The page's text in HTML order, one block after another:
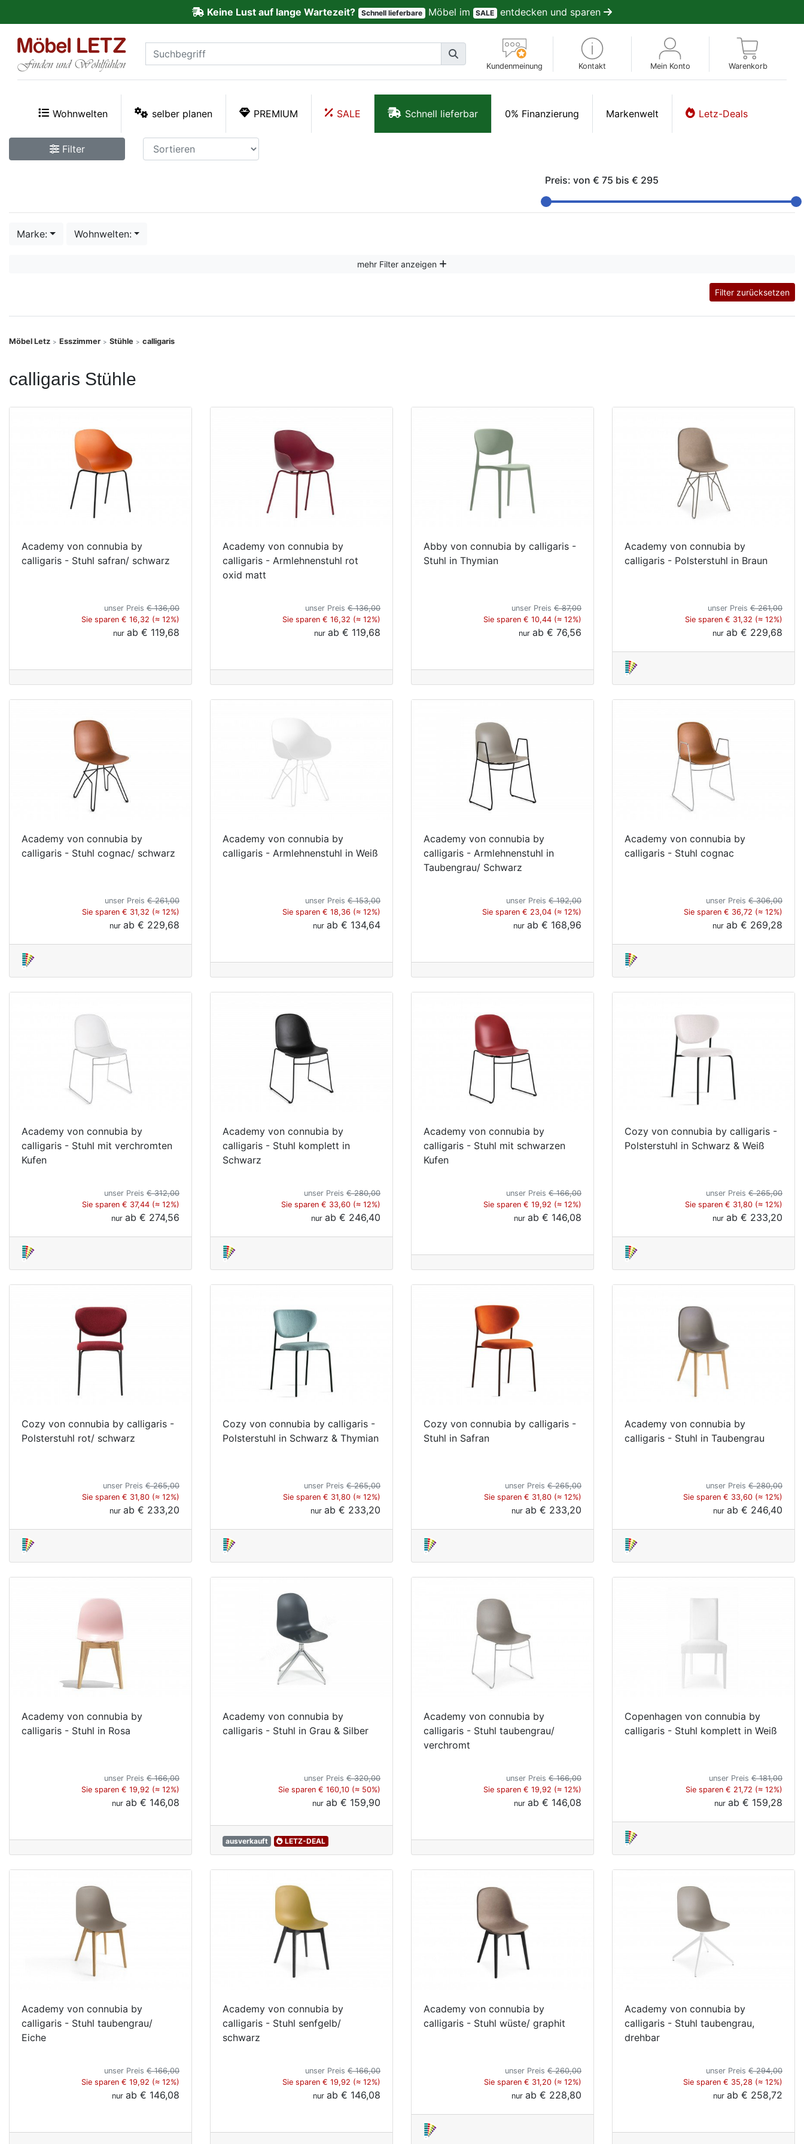
Keine Lust auf lange Wartezeit? Schnell lieferbare Möbel im SALE entdecken und sparen
Kundenmeinung Kontakt Mein Konto Warenkorb
Wohnwelten selber planen PREMIUM SALE Schnell lieferbar 0% Finanzierung Markenwelt Letz-Deals
Filter
Preis: von € 75 bis € 295
Marke: Wohnwelten:
mehr Filter anzeigen
Filter zurücksetzen
Möbel Letz > Esszimmer > Stühle > calligaris
calligaris Stühle
Academy von connubia by
calligaris - Stuhl safran/ schwarz
unser Preis € 136,00
Sie sparen € 16,32 (≈ 12%)
nur ab € 119,68
Academy von connubia by
calligaris - Armlehnenstuhl rot
oxid matt
unser Preis € 136,00
Sie sparen € 16,32 (≈ 12%)
nur ab € 119,68
Abby von connubia by calligaris -
Stuhl in Thymian
unser Preis € 87,00
Sie sparen € 10,44 (≈ 12%)
nur ab € 76,56
Academy von connubia by
calligaris - Polsterstuhl in Braun
unser Preis € 261,00
Sie sparen € 31,32 (≈ 12%)
nur ab € 229,68
Academy von connubia by
calligaris - Stuhl cognac/ schwarz
unser Preis € 261,00
Sie sparen € 31,32 (≈ 12%)
nur ab € 229,68
Academy von connubia by
calligaris - Armlehnenstuhl in Weiß
unser Preis € 153,00
Sie sparen € 18,36 (≈ 12%)
nur ab € 134,64
Academy von connubia by
calligaris - Armlehnenstuhl in
Taubengrau/ Schwarz
unser Preis € 192,00
Sie sparen € 23,04 (≈ 12%)
nur ab € 168,96
Academy von connubia by
calligaris - Stuhl cognac
unser Preis € 306,00
Sie sparen € 36,72 (≈ 12%)
nur ab € 269,28
Academy von connubia by
calligaris - Stuhl mit verchromten
Kufen
unser Preis € 312,00
Sie sparen € 37,44 (≈ 12%)
nur ab € 274,56
Academy von connubia by
calligaris - Stuhl komplett in
Schwarz
unser Preis € 280,00
Sie sparen € 33,60 (≈ 12%)
nur ab € 246,40
Academy von connubia by
calligaris - Stuhl mit schwarzen
Kufen
unser Preis € 166,00
Sie sparen € 19,92 (≈ 12%)
nur ab € 146,08
Cozy von connubia by calligaris -
Polsterstuhl in Schwarz & Weiß
unser Preis € 265,00
Sie sparen € 31,80 (≈ 12%)
nur ab € 233,20
Cozy von connubia by calligaris -
Polsterstuhl rot/ schwarz
unser Preis € 265,00
Sie sparen € 31,80 (≈ 12%)
nur ab € 233,20
Cozy von connubia by calligaris -
Polsterstuhl in Schwarz & Thymian
unser Preis € 265,00
Sie sparen € 31,80 (≈ 12%)
nur ab € 233,20
Cozy von connubia by calligaris -
Stuhl in Safran
unser Preis € 265,00
Sie sparen € 31,80 (≈ 12%)
nur ab € 233,20
Academy von connubia by
calligaris - Stuhl in Taubengrau
unser Preis € 280,00
Sie sparen € 33,60 (≈ 12%)
nur ab € 246,40
Academy von connubia by
calligaris - Stuhl in Rosa
unser Preis € 166,00
Sie sparen € 19,92 (≈ 12%)
nur ab € 146,08
Academy von connubia by
calligaris - Stuhl in Grau & Silber
unser Preis € 320,00
Sie sparen € 160,10 (≈ 50%)
nur ab € 159,90
ausverkauft LETZ-DEAL
Academy von connubia by
calligaris - Stuhl taubengrau/
verchromt
unser Preis € 166,00
Sie sparen € 19,92 (≈ 12%)
nur ab € 146,08
Copenhagen von connubia by
calligaris - Stuhl komplett in Weiß
unser Preis € 181,00
Sie sparen € 21,72 (≈ 12%)
nur ab € 159,28
Academy von connubia by
calligaris - Stuhl taubengrau/
Eiche
unser Preis € 166,00
Sie sparen € 19,92 (≈ 12%)
nur ab € 146,08
Academy von connubia by
calligaris - Stuhl senfgelb/
schwarz
unser Preis € 166,00
Sie sparen € 19,92 (≈ 12%)
nur ab € 146,08
Academy von connubia by
calligaris - Stuhl wüste/ graphit
unser Preis € 260,00
Sie sparen € 31,20 (≈ 12%)
nur ab € 228,80
Academy von connubia by
calligaris - Stuhl taubengrau,
drehbar
unser Preis € 294,00
Sie sparen € 35,28 (≈ 12%)
nur ab € 258,72
Kundenmeinungen
PREMIUM
Schnell
lieferbar
Finanzierung
Letz-